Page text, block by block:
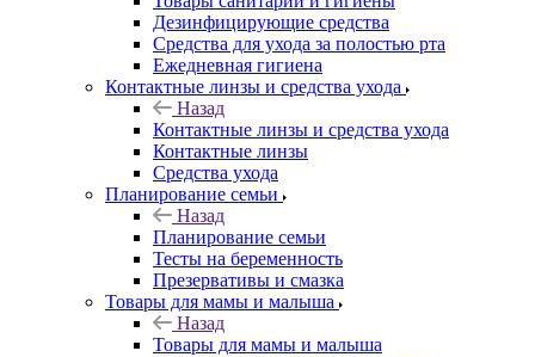
Дезинфицирующие средства
Средства для ухода за полостью рта
Ежедневная гигиена
Контактные линзы и средства ухода
Назад
Контактные линзы и средства ухода
Контактные линзы
Средства ухода
Планирование семьи
Назад
Планирование семьи
Тесты на беременность
Презервативы и смазка
Товары для мамы и малыша
Назад
Товары для мамы и малыша